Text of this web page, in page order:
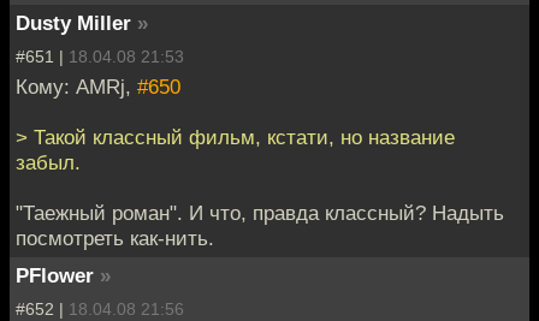
Dusty Miller »
#651 | 18.04.08 21:53
Кому: AMRj, #650
> Такой классный фильм, кстати, но название
забыл.
"Таежный роман". И что, правда классный? Надыть
посмотреть как-нить.
PFlower »
#652 | 18.04.08 21:56